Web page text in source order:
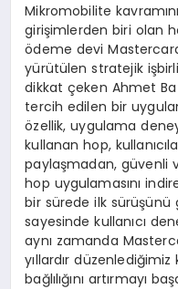
Mikromobilite
girişimlerden biri olan
ödeme devi
yürütülen stratejik
dikkat çeken Ahmet
tercih edilen bir
özellik, uygulama
kullanan hop,
paylaşmadan, güvenli
hop uygulamasını
bir sürede ilk sürüşünü
sayesinde kullanıcı
aynı zamanda
yıllardır
bağlılığını artırmayı